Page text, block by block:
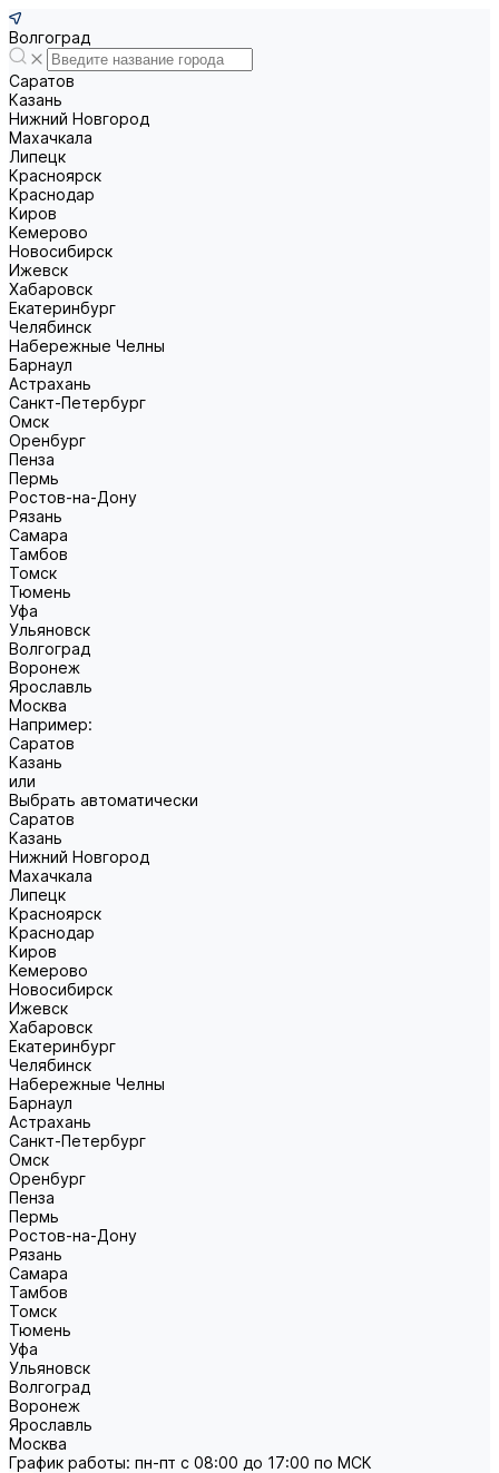
Волгоград
Саратов
Казань
Нижний Новгород
Махачкала
Липецк
Красноярск
Краснодар
Киров
Кемерово
Новосибирск
Ижевск
Хабаровск
Екатеринбург
Челябинск
Набережные Челны
Барнаул
Астрахань
Санкт-Петербург
Омск
Оренбург
Пенза
Пермь
Ростов-на-Дону
Рязань
Самара
Тамбов
Томск
Тюмень
Уфа
Ульяновск
Волгоград
Воронеж
Ярославль
Москва
Например:
Саратов
Казань
или
Выбрать автоматически
Саратов
Казань
Нижний Новгород
Махачкала
Липецк
Красноярск
Краснодар
Киров
Кемерово
Новосибирск
Ижевск
Хабаровск
Екатеринбург
Челябинск
Набережные Челны
Барнаул
Астрахань
Санкт-Петербург
Омск
Оренбург
Пенза
Пермь
Ростов-на-Дону
Рязань
Самара
Тамбов
Томск
Тюмень
Уфа
Ульяновск
Волгоград
Воронеж
Ярославль
Москва
График работы: пн-пт с 08:00 до 17:00 по МСК